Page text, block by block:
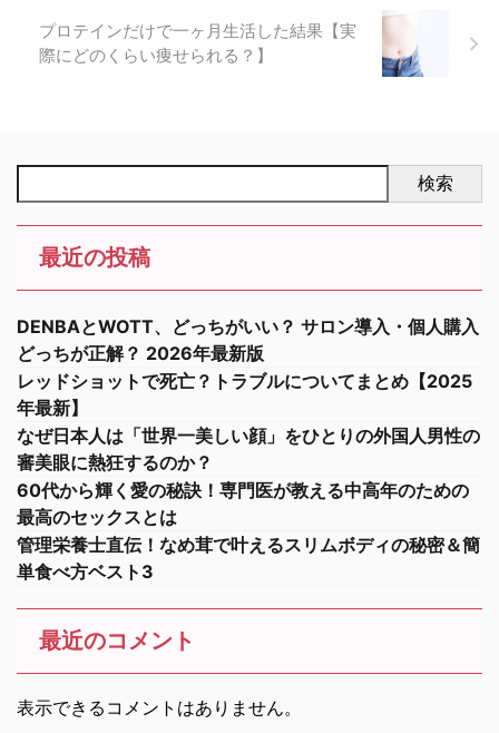
プロテインだけで一ヶ月生活した結果【実
際にどのくらい痩せられる？】
検索
最近の投稿
DENBAとWOTT、どっちがいい？ サロン導入・個人購入
どっちが正解？ 2026年最新版
レッドショットで死亡？トラブルについてまとめ【2025
年最新】
なぜ日本人は「世界一美しい顔」をひとりの外国人男性の
審美眼に熱狂するのか？
60代から輝く愛の秘訣！専門医が教える中高年のための
最高のセックスとは
管理栄養士直伝！なめ茸で叶えるスリムボディの秘密＆簡
単食べ方ベスト3
最近のコメント
表示できるコメントはありません。